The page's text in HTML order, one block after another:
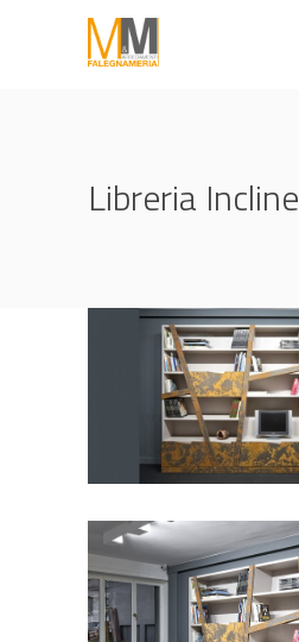
Libreria Incline